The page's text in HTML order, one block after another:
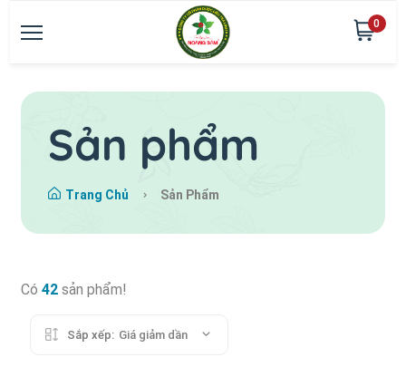
0
Sản phẩm
Trang Chủ Sản Phẩm
Có42 sản phẩm!
Sắp xếp: Giá giảm dần